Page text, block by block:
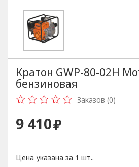
Кратон GWP-80-02H
бензиновая
Заказов (0)
9 410
Цена указана за 1 шт..